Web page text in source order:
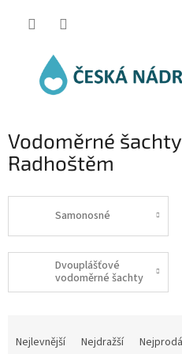
Vodoměrné
Radhoštěm
Samonosné
Dvouplášťové
vodoměrné šachty
Nejlevnější Nejdražší